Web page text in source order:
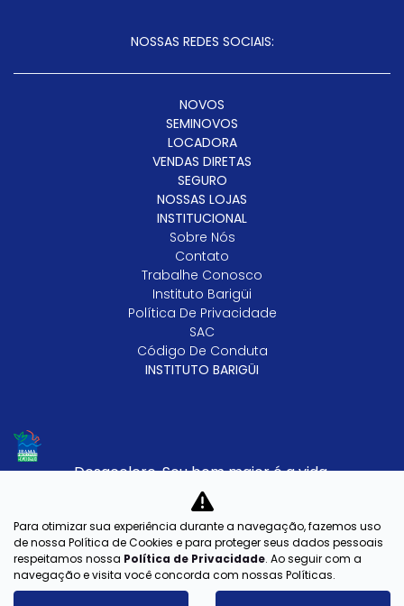
NOSSAS REDES SOCIAIS:
NOVOS
SEMINOVOS
LOCADORA
VENDAS DIRETAS
SEGURO
NOSSAS LOJAS
INSTITUCIONAL
Sobre Nós
Contato
Trabalhe Conosco
Instituto Barigüi
Política De Privacidade
SAC
Código De Conduta
INSTITUTO BARIGÜI
Desacelere. Seu bem maior é a vida.
CENTER AUTOMOVEIS LTDA
CNPJ: 03.402.181/0010-61
Para otimizar sua experiência durante a navegação, fazemos uso
de nossa Política de Cookies e para proteger seus dados pessoais
respeitamos nossa Política de Privacidade. Ao seguir com a
navegação e visita você concorda com nossas Políticas.